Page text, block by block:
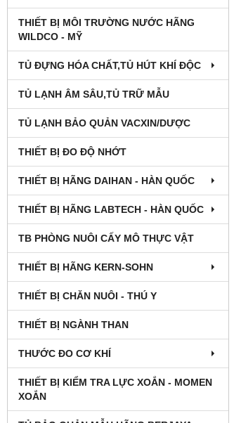
THIẾT BỊ MÔI TRƯỜNG NƯỚC HÃNG
WILDCO - MỸ
TỦ ĐỰNG HÓA CHẤT,TỦ HÚT KHÍ ĐỘC
TỦ LẠNH ÂM SÂU,TỦ TRỮ MẪU
TỦ LẠNH BẢO QUẢN VACXIN/DƯỢC
THIẾT BỊ ĐO ĐỘ NHỚT
THIẾT BỊ HÃNG DAIHAN - HÀN QUỐC
THIẾT BỊ HÃNG LABTECH - HÀN QUỐC
TB PHÒNG NUÔI CẤY MÔ THỰC VẬT
THIẾT BỊ HÃNG KERN-SOHN
THIẾT BỊ CHĂN NUÔI - THÚ Y
THIẾT BỊ NGÀNH THAN
THƯỚC ĐO CƠ KHÍ
THIẾT BỊ KIỂM TRA LỰC XOẮN - MOMEN
XOẮN